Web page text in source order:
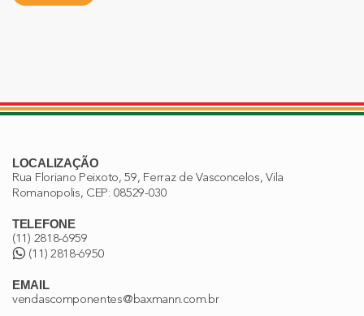
LOCALIZAÇÃO
Rua Floriano Peixoto, 59, Ferraz de Vasconcelos, Vila
Romanopolis, CEP: 08529-030
TELEFONE
(11) 2818-6959
(11) 2818-6950
EMAIL
vendascomponentes@baxmann.com.br